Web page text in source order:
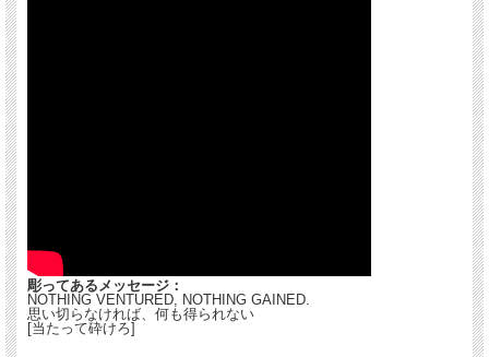
彫ってあるメッセージ：
NOTHING VENTURED, NOTHING GAINED.
思い切らなければ、何も得られない
[当たって砕けろ]